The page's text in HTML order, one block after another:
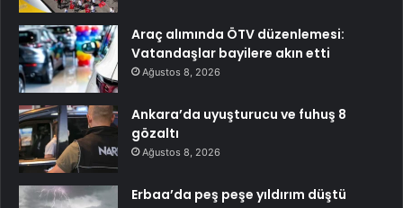
Araç alımında ÖTV düzenlemesi:
Vatandaşlar bayilere akın etti
Ağustos 8, 2026
Ankara’da uyuşturucu ve fuhuş 8
gözaltı
Ağustos 8, 2026
Erbaa’da peş peşe yıldırım düştü